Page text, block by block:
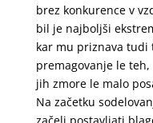
brez konkurence v
bil je najboljši
kar mu priznava
premagovanje le
jih zmore le malo
Na začetku